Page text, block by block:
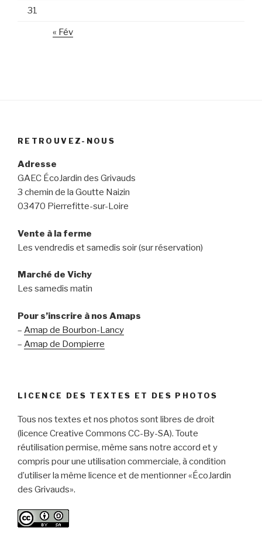
31
« Fév
RETROUVEZ-NOUS
Adresse
GAEC ÉcoJardin des Grivauds
3 chemin de la Goutte Naizin
03470 Pierrefitte-sur-Loire
Vente à la ferme
Les vendredis et samedis soir (sur réservation)
Marché de Vichy
Les samedis matin
Pour s’inscrire à nos Amaps
– Amap de Bourbon-Lancy
– Amap de Dompierre
LICENCE DES TEXTES ET DES PHOTOS
Tous nos textes et nos photos sont libres de droit
(licence Creative Commons CC-By-SA). Toute
réutilisation permise, même sans notre accord et y
compris pour une utilisation commerciale, à condition
d’utiliser la même licence et de mentionner «ÉcoJardin
des Grivauds».